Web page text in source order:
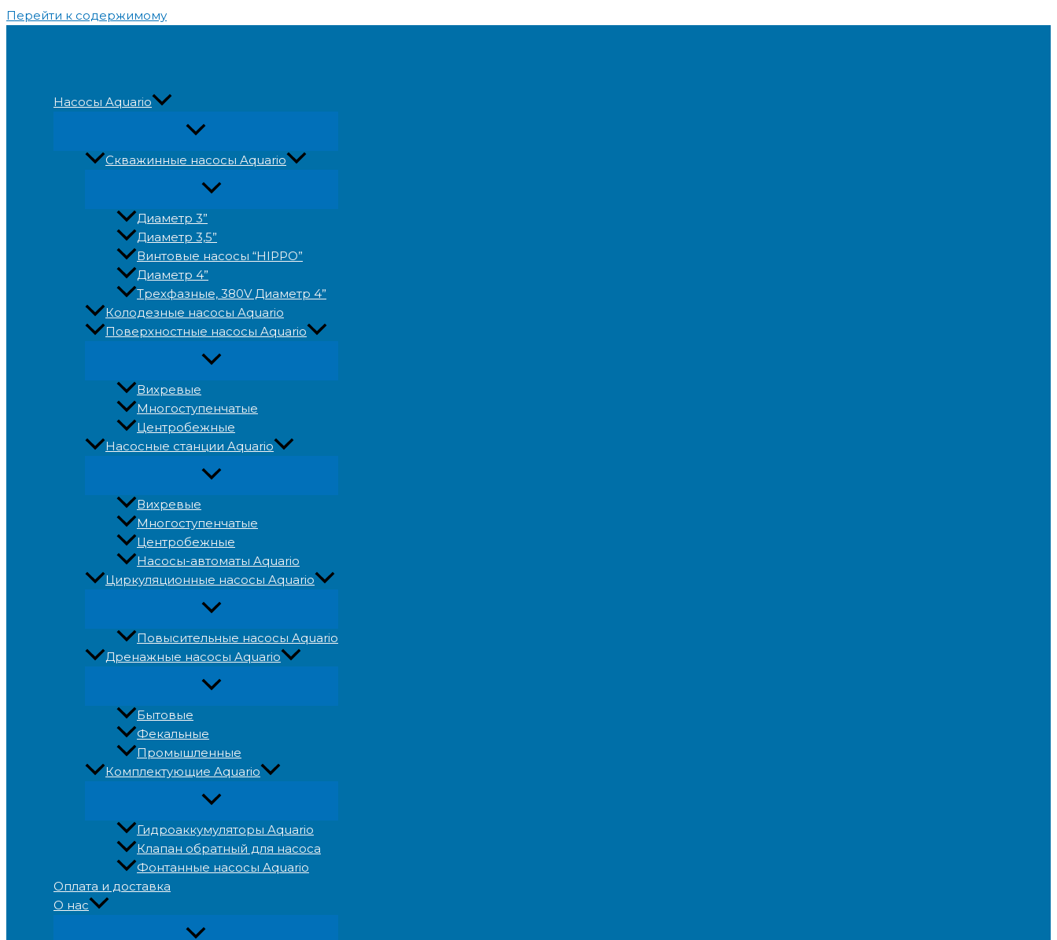
Перейти к содержимому
Насосы Aquario
Скважинные насосы Aquario
Диаметр 3”
Диаметр 3,5”
Винтовые насосы “HIPPO”
Диаметр 4”
Трехфазные, 380V Диаметр 4”
Колодезные насосы Aquario
Поверхностные насосы Aquario
Вихревые
Многоступенчатые
Центробежные
Насосные станции Aquario
Вихревые
Многоступенчатые
Центробежные
Насосы-автоматы Aquario
Циркуляционные насосы Aquario
Повысительные насосы Aquario
Дренажные насосы Aquario
Бытовые
Фекальные
Промышленные
Комплектующие Aquario
Гидроаккумуляторы Aquario
Клапан обратный для насоса
Фонтанные насосы Aquario
Оплата и доставка
О нас